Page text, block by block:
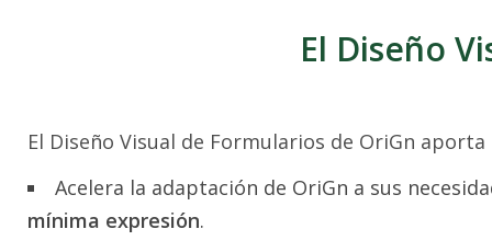
El Diseño
El Diseño Visual de Formularios de OriGn
Acelera la adaptación de OriGn a sus
mínima expresión.